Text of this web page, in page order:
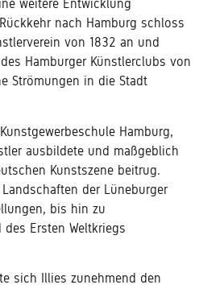
weitere Entwicklung
nach Hamburg schloss
von 1832 an und
Hamburger Künstlerclubs von
Strömungen in die Stadt
Hamburg,
ausbildete und maßgeblich
Kunstszene beitrug.
Landschaften der Lüneburger
, bis hin zu
des Ersten Weltkriegs
sich Illies zunehmend den